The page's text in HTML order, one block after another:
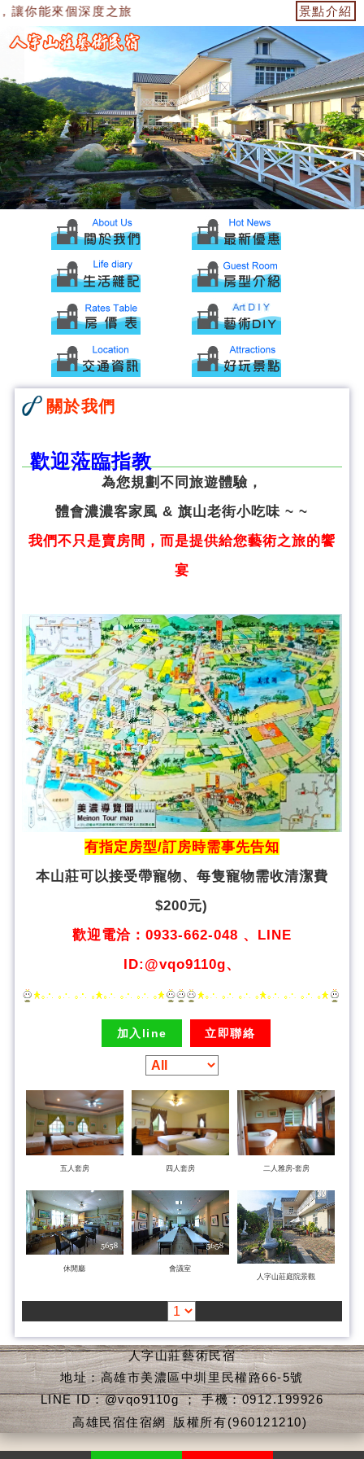
你能來個深度之旅 景點介紹
關於我們
歡迎蒞臨指教
為您規劃不同旅遊體驗，
體會濃濃客家風 & 旗山老街小吃味 ~ ~
我們不只是賣房間，而是提供給您藝術之旅的饗
宴
有指定房型/訂房時需事先告知
本山莊可以接受帶寵物、 每隻寵物需收清潔費
$200元)
歡迎電洽：0933-662-048 、LINE
ID:@vqo9110g、
加入line 立即聯絡
五人套房 四人套房 二人雅房-套房
休閒廳
會議室
人字山莊庭院景觀
人字山莊藝術民宿
地址：高雄市美濃區中圳里民權路66-5號
LINE ID：@vqo9110g ； 手機：0912.199926
高雄民宿住宿網 版權所有(960121210)